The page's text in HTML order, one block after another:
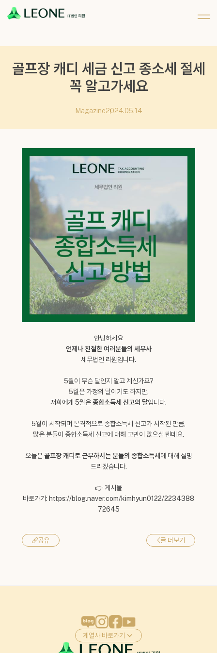
CI 소개
파트너십
리원 이야기
지원하기
골프장 캐디 세금 신고 종소세 절세
꼭 알고가세요
Magazine2024.05.14
안녕하세요
언제나 친절한 여러분들의 세무사
세무법인 리원입니다.
5월이 무슨 달인지 알고 계신가요?
5월은 가정의 달이기도 하지만,
저희에게 5월은종합소득세 신고의 달입니다.
5월이 시작되며 본격적으로 종합소득세 신고가 시작된 만큼,
많은 분들이 종합소득세 신고에 대해 고민이 많으실 텐데요.
오늘은골프장 캐디로 근무하시는 분들의 종합소득세 에 대해 설명
드리겠습니다.
👉 게시물
바로가기: https://blog.naver.com/kimhyun0122/2234388
72645
공유 <글 더보기
계열사 바로가기